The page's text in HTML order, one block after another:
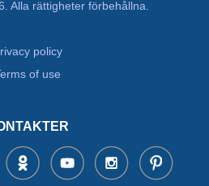
Alla rättigheter förbehållna.
policy
of use